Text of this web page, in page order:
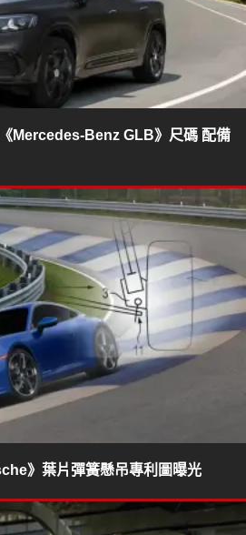
Mercedes-Benz GLB》尺碼 配備
》葉片彈簧懸吊專利圖曝光